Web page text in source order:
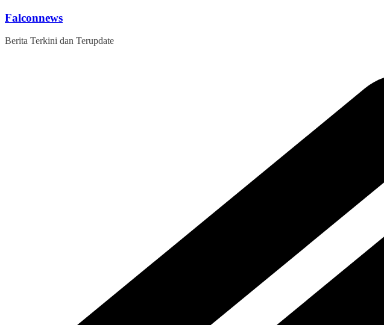
Skip
content
Falconnews
Berita Terkini dan Terupdate